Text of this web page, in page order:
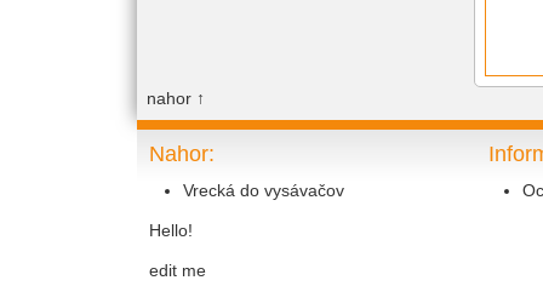
nahor↑
Nahor:
Vrecká do vysávačov
Hello!
edit me